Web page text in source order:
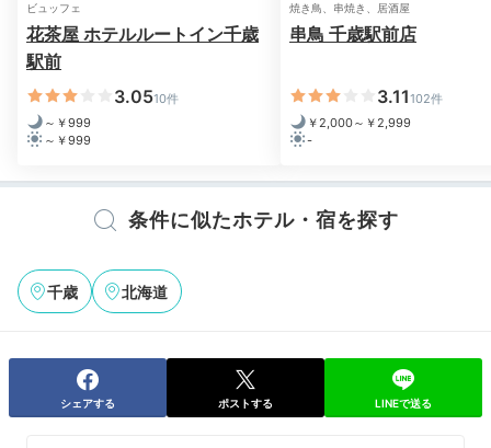
ビュッフェ
花茶屋 ホテルルートイン千歳
駅前
3.0510件
～￥999
～￥999
焼き鳥、串焼き、居酒屋
串鳥 千歳駅前店
3.11102件
￥2,000～￥2,999
-
条件に似たホテル・宿を探す
千歳 北海道
シェアする ポストする LINEで送る